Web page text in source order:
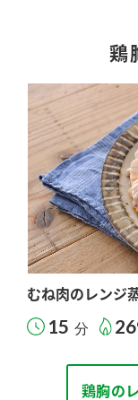
鶏
むね肉のレンジ
15 分
鶏胸の